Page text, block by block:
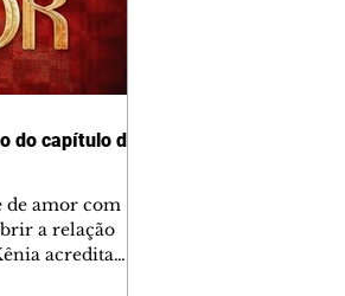
do capítulo de
amor com
a relação
acredita